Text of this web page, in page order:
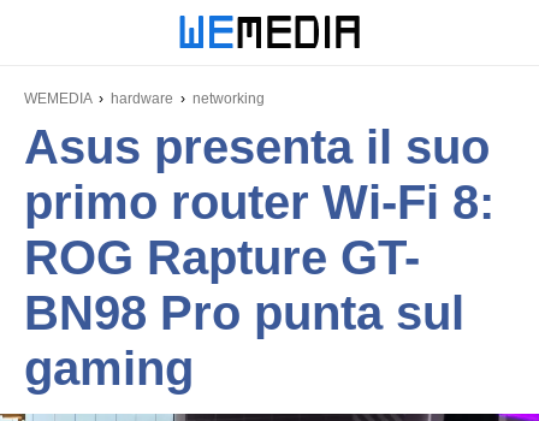
WEMEDIA hardware networking
Asus presenta il suo
primo router Wi-Fi 8:
ROG Rapture GT-
BN98 Pro punta sul
gaming